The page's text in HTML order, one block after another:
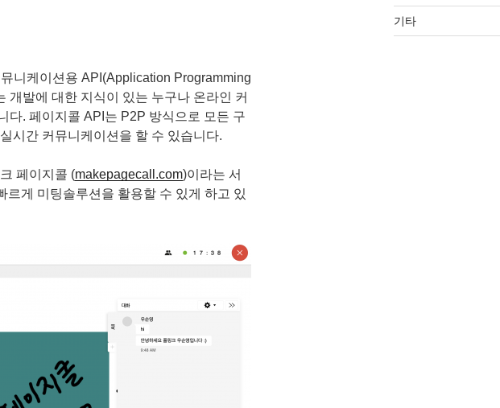
니케이션용 API(Application Programming
개발에 대한 지식이 있는 누구나 온라인 커
다. 페이지콜 API는 P2P 방식으로 모든 구
시간 커뮤니케이션을 할 수 있습니다.
페이지콜 (makepagecall.com)이라는 서
게 미팅솔루션을 활용할 수 있게 하고 있
기타